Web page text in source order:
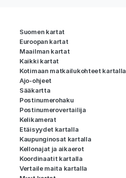
Suomen kartat
Euroopan kartat
Maailman kartat
Kaikki kartat
Kotimaan matkailukohteet kartalla
Ajo-ohjeet
Sääkartta
Postinumerohaku
Postinumerovertailija
Kelikamerat
Etäisyydet kartalla
Kaupunginosat kartalla
Kellonajat ja aikaerot
Koordinaatit kartalla
Vertaile maita kartalla